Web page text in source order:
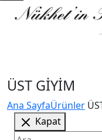
ÜST GİYİM
Ana SayfaÜrünler
Kapat